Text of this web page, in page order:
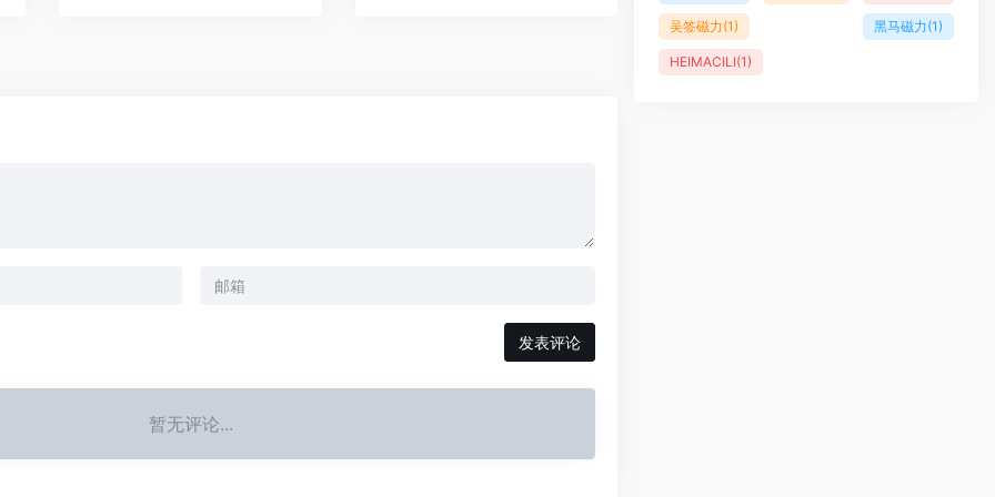
发表评论
暂无评论...
吴签磁力(1) 黑马磁力(1)
HEIMACILI(1)